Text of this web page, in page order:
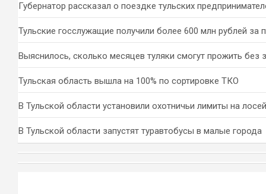
Губернатор рассказал о поездке тульских
Тульские госслужащие получили более 600 млн рублей за
Выяснилось, сколько месяцев туляки смогут прожить без
Тульская область вышла на 100% по сортировке ТКО
В Тульской области установили охотничьи лимиты на
В Тульской области запустят туравтобусы в малые города